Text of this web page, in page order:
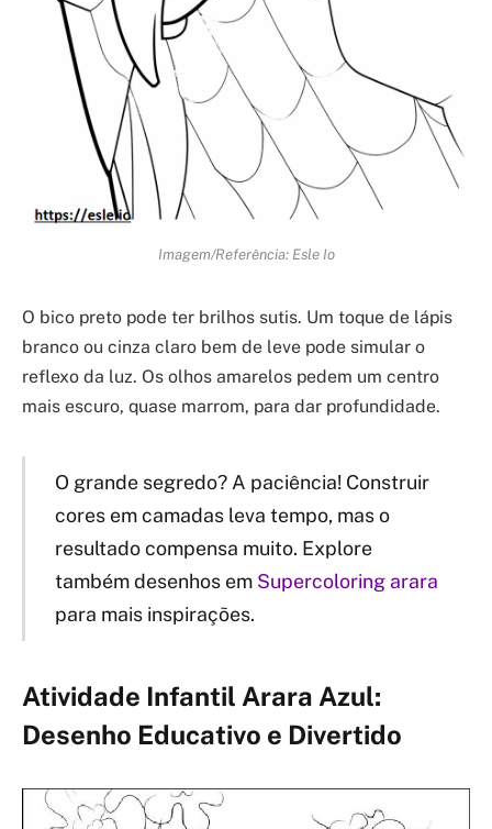
Imagem/Referência: Esle Io
O bico preto pode ter brilhos sutis. Um toque de lápis
branco ou cinza claro bem de leve pode simular o
reflexo da luz. Os olhos amarelos pedem um centro
mais escuro, quase marrom, para dar profundidade.
O grande segredo? A paciência! Construir
cores em camadas leva tempo, mas o
resultado compensa muito. Explore
também desenhos em Supercoloring arara
para mais inspirações.
Atividade Infantil Arara Azul:
Desenho Educativo e Divertido